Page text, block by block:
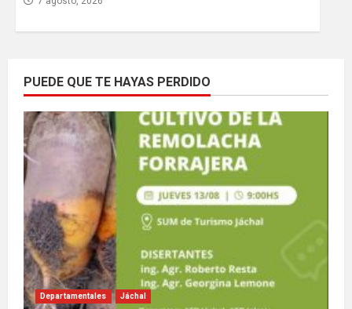
PUEDE QUE TE HAYAS PERDIDO
Departamentales Jáchal